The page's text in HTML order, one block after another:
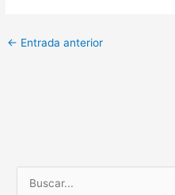
← Entrada anterior